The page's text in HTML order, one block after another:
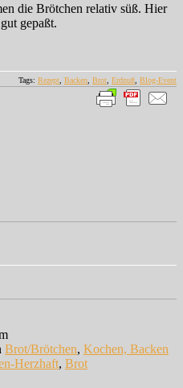
die Brötchen relativ süß. Hier
gepaßt.
Tags: Rezept, Backen, Brot, Erdnuß, Blog-Event
Brot/Brötchen, Kochen, Backen
Herzhaft, Brot